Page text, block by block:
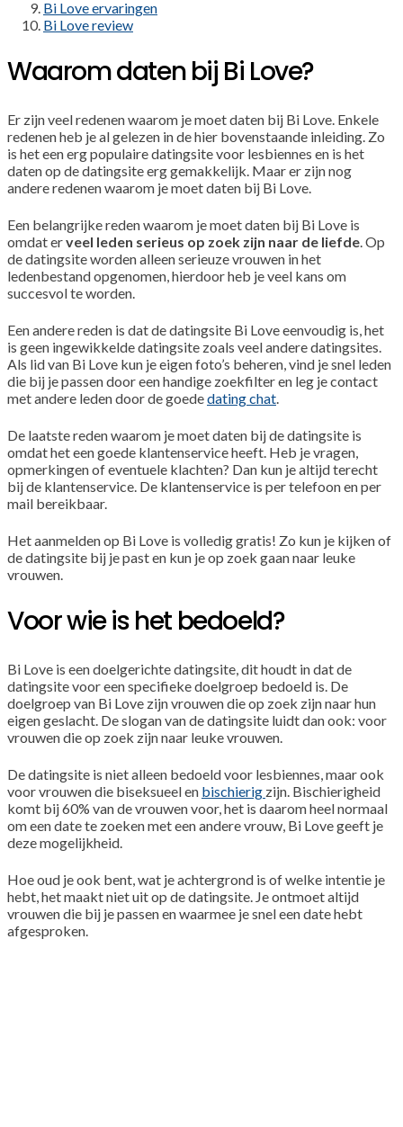
Bi Love ervaringen
Bi Love review
Waarom daten bij Bi Love?
Er zijn veel redenen waarom je moet daten bij Bi Love. Enkele
redenen heb je al gelezen in de hier bovenstaande inleiding. Zo
is het een erg populaire datingsite voor lesbiennes en is het
daten op de datingsite erg gemakkelijk. Maar er zijn nog
andere redenen waarom je moet daten bij Bi Love.
Een belangrijke reden waarom je moet daten bij Bi Love is
omdat erveel leden serieus op zoek zijn naar de liefde. Op
de datingsite worden alleen serieuze vrouwen in het
ledenbestand opgenomen, hierdoor heb je veel kans om
succesvol te worden.
Een andere reden is dat de datingsite Bi Love eenvoudig is, het
is geen ingewikkelde datingsite zoals veel andere datingsites.
Als lid van Bi Love kun je eigen foto’s beheren, vind je snel leden
die bij je passen door een handige zoekfilter en leg je contact
met andere leden door de goededating chat.
De laatste reden waarom je moet daten bij de datingsite is
omdat het een goede klantenservice heeft. Heb je vragen,
opmerkingen of eventuele klachten? Dan kun je altijd terecht
bij de klantenservice. De klantenservice is per telefoon en per
mail bereikbaar.
Het aanmelden op Bi Love is volledig gratis! Zo kun je kijken of
de datingsite bij je past en kun je op zoek gaan naar leuke
vrouwen.
Voor wie is het bedoeld?
Bi Love is een doelgerichte datingsite, dit houdt in dat de
datingsite voor een specifieke doelgroep bedoeld is. De
doelgroep van Bi Love zijn vrouwen die op zoek zijn naar hun
eigen geslacht. De slogan van de datingsite luidt dan ook: voor
vrouwen die op zoek zijn naar leuke vrouwen.
De datingsite is niet alleen bedoeld voor lesbiennes, maar ook
voor vrouwen die biseksueel en bischierig zijn. Bischierigheid
komt bij 60% van de vrouwen voor, het is daarom heel normaal
om een date te zoeken met een andere vrouw, Bi Love geeft je
deze mogelijkheid.
Hoe oud je ook bent, wat je achtergrond is of welke intentie je
hebt, het maakt niet uit op de datingsite. Je ontmoet altijd
vrouwen die bij je passen en waarmee je snel een date hebt
afgesproken.